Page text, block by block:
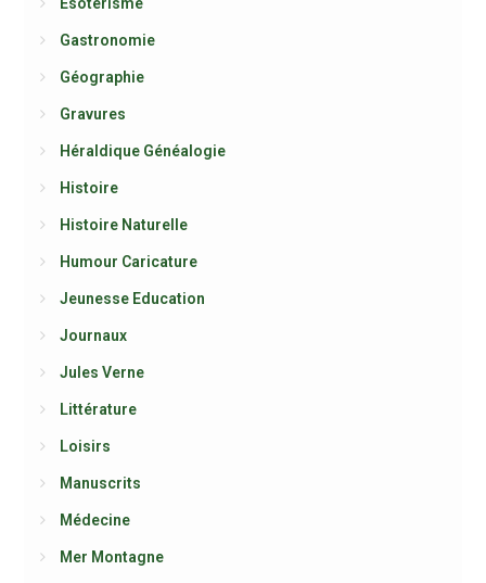
Gastronomie
Géographie
Gravures
Héraldique Généalogie
Histoire
Histoire Naturelle
Humour Caricature
Jeunesse Education
Journaux
Jules Verne
Littérature
Loisirs
Manuscrits
Médecine
Mer Montagne